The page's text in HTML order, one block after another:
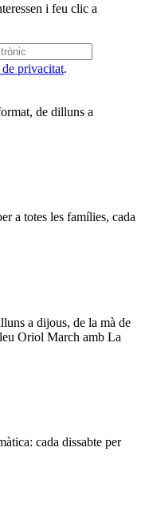
i feu clic a
privacitat.
de dilluns a
a totes les famílies, cada
a dijous, de la mà de
Oriol March amb La
cada dissabte per